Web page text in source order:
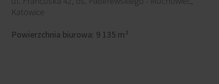
Katowice
Powierzchnia biurowa: 9 135 m²